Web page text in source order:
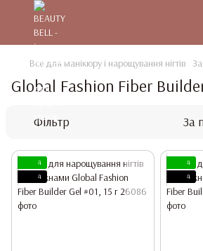
Все для манікюру і нарощування нігтів
Global Fashion Fiber
Фільтр За
4
4
4
4